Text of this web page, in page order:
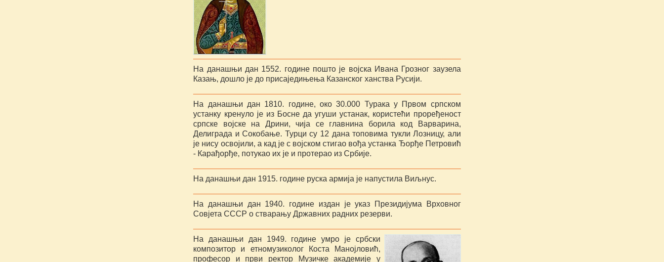
На данашњи дан 1552. године пошто је војска Ивана Грозног заузела
Казањ, дошло је до присаједињења Казанског ханства Русији.
На данашњи дан 1810. године, око 30.000 Турака у Првом српском
устанку кренуло је из Босне да угуши устанак, користећи проређеност
српске војске на Дрини, чија се главнина борила код Варварина,
Делиграда и Сокобање. Турци су 12 дана топовима тукли Лозницу, али
је нису освојили, а кад је с војском стигао вођа устанка Ђорђе Петровић
- Карађорђе, потукао их је и протерао из Србије.
На данашњи дан 1915. године руска армија је напустила Виљнус.
На данашњи дан 1940. године издан је указ Президијума Врховног
Совјета СССР о стварању Државних радних резерви.
На данашњи дан 1949. године умро је србски
композитор и етномузиколог Коста Манојловић,
професор и први ректор Музичке академије у